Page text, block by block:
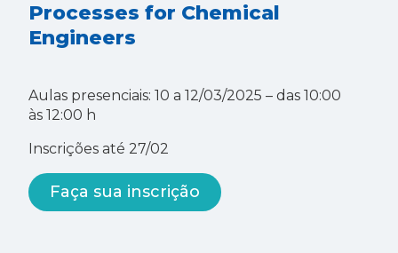
Processes for Chemical
Engineers
Aulas presenciais: 10 a 12/03/2025 – das 10:00
às 12:00 h
Inscrições até 27/02
Faça sua inscrição